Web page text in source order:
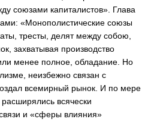
союзами капиталистов». Глава
«Монополистические союзы
тресты, делят между собою,
захватывая производство
менее полное, обладание. Но
неизбежно связан с
всемирный рынок. И по мере
всячески
и «сферы влияния»